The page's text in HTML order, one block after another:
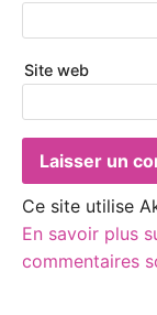
Site web
Ce site utilise
En savoir plus
commentaires